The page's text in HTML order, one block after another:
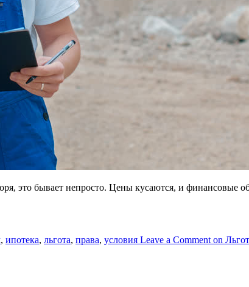
это бывает непросто. Цены кусаются, и финансовые
, ипотека, льгота, права, условия Leave a Comment on